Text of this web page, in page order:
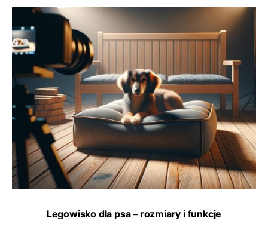
Legowisko dla psa – rozmiary i funkcje